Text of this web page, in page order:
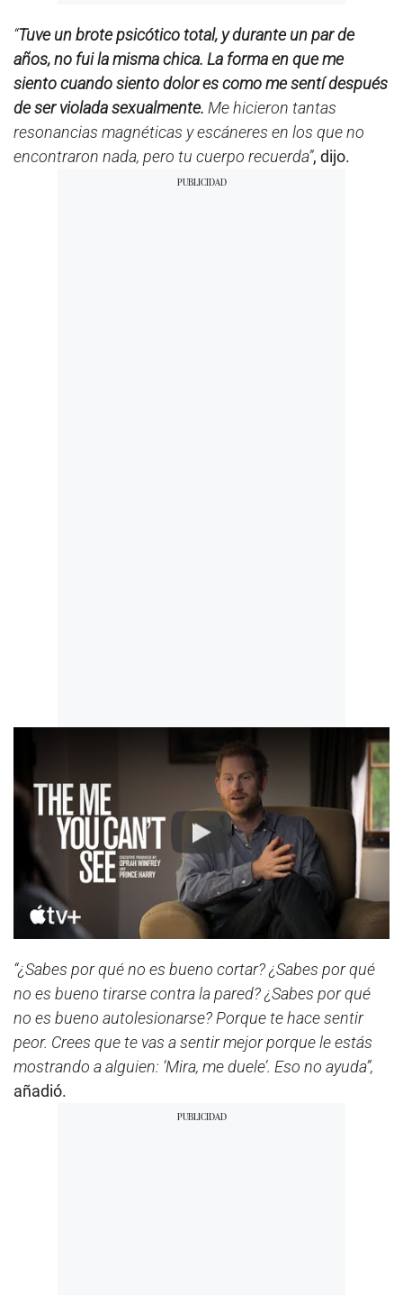
“Tuve un brote psicótico total, y durante un par de
años, no fui la misma chica. La forma en que me
siento cuando siento dolor es como me sentí después
de ser violada sexualmente. Me hicieron tantas
resonancias magnéticas y escáneres en los que no
encontraron nada, pero tu cuerpo recuerda”, dijo.
Play
“¿Sabes por qué no es bueno cortar? ¿Sabes por qué
no es bueno tirarse contra la pared? ¿Sabes por qué
no es bueno autolesionarse? Porque te hace sentir
peor. Crees que te vas a sentir mejor porque le estás
mostrando a alguien: ‘Mira, me duele’. Eso no ayuda”,
añadió.